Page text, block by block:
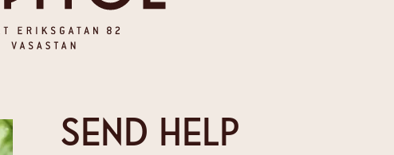
SEND HELP